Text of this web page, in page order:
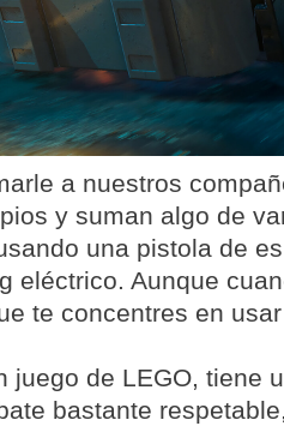
a nuestros
y suman algo de
una pistola de
eléctrico. Aunque
te concentres en
juego de LEGO, tiene
bastante